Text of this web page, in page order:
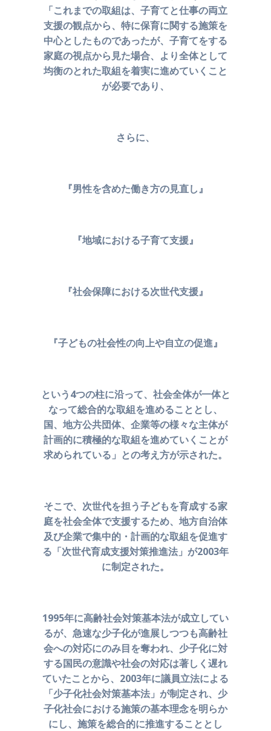
「これまでの取組は、子育てと仕事の両立
支援の観点から、 特に保育に関する施策を
中心としたものであったが、 子育てをする
家庭の視点から見た場合、より全体として
均衡のとれた取組を着実に進めていくこと
が必要であり、
さらに、
『男性を含めた働き方の見直し』
『地域における子育て支援』
『社会保障における次世代支援』
『子どもの社会性の向上や自立の促進』
という4つの柱に沿って、 社会全体が一体と
なって総合的な取組を進めることとし、
国、地方公共団体、企業等の様々な主体が
計画的に積極的な取組を進めていくことが
求められている」との考え方が示された。
そこで、次世代を担う子どもを育成する家
庭を社会全体で支援するため、 地方自治体
及び企業で集中的・計画的な取組を促進す
る 「次世代育成支援対策推進法」が2003年
に制定された。
1995年に高齢社会対策基本法が成立してい
るが、 急速な少子化が進展しつつも高齢社
会への対応にのみ目を奪われ、 少子化に対
する国民の意識や社会の対応は著しく遅れ
ていたことから、 2003年に議員立法による
「少子化社会対策基本法」が制定され、 少
子化社会における施策の基本理念を明らか
にし、 施策を総合的に推進することとし